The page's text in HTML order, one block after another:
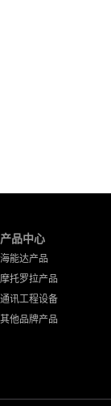
产品中心
海能达产品
摩托罗拉产品
通讯工程设备
其他品牌产品